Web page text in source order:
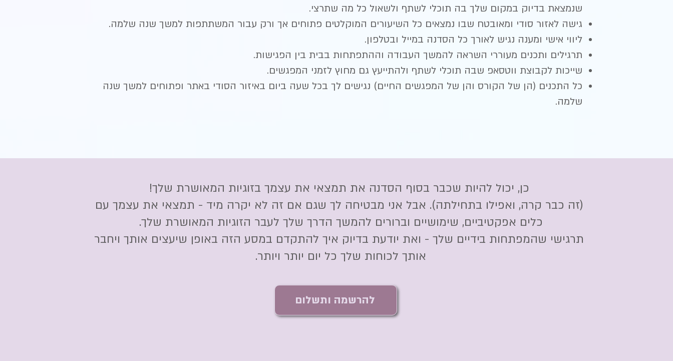
שנמצאת בדיוק במקום שלך בה תוכלי לשתף ולשאול כל מה שתרצי.
גישה לאזור סודי ומאובטח שבו נמצאים כל השיעורים המוקלטים פתוחים אך ורק עבור המשתתפות למשך שנה שלמה.
ליווי אישי ומענה נגיש לאורך כל הסדנה במייל ובטלפון.
תרגילים ותכנים מעוררי השראה להמשך העבודה וההתפתחות בבית בין הפגישות.
שייכות לקבוצת ווטסאפ שבה תוכלי לשתף ולהתייעץ גם מחוץ לזמני המפגשים.
כל התכנים (הן של הקורס והן של המפגשים החיים) נגישים לך בכל שעה ביום באיזור הסודי באתר ופתוחים למשך שנה
שלמה.
כן, יכול להיות שכבר בסוף הסדנה את תמצאי את עצמך בזוגיות המאושרת שלך!
(זה כבר קרה, ואפילו בתחילתה). אבל אני מבטיחה לך שגם אם זה לא יקרה מיד - תמצאי את עצמך עם
כלים אפקטיביים, שימושיים וברורים להמשך הדרך שלך לעבר הזוגיות המאושרת שלך.
תרגישי שהמפתחות בידיים שלך - ואת יודעת בדיוק איך להתקדם במסע הזה באופן שיעצים אותך ויחבר
אותך לכוחות שלך כל יום יותר ויותר.
להרשמה ותשלום